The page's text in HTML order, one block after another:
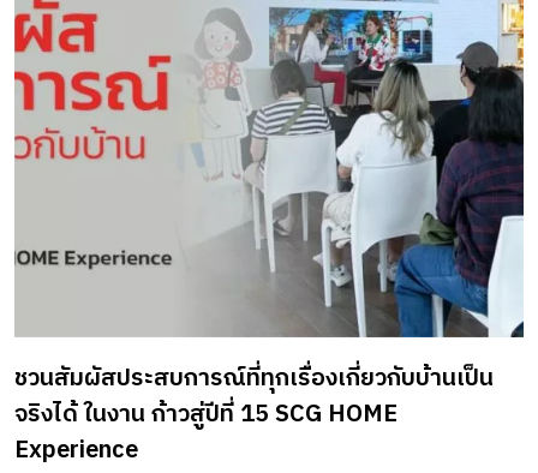
ชวนสัมผัสประสบการณ์ที่ทุกเรื่องเกี่ยวกับบ้านเป็น
จริงได้ ในงาน ก้าวสู่ปีที่ 15 SCG HOME
Experience